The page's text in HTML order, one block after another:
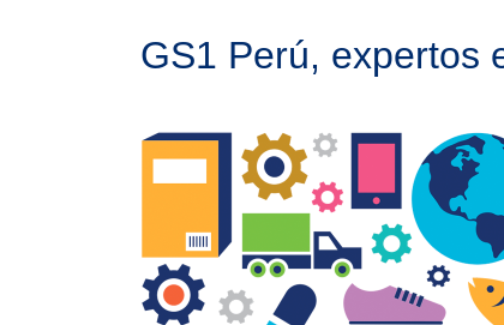
GS1 Perú, expertos